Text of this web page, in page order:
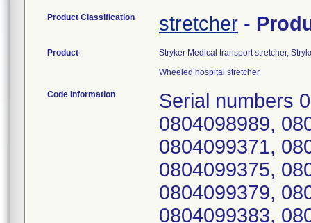
Product Classification stretcher -
Product
Stryker Medical transport stretcher,
Wheeled hospital stretcher.
Code Information Serial numbers 0804098986, 0804098987, 0804098988, 0804098989, 0804098990, 0804099339, 0804099348, 0804099371, 0804099372, 0804099373, 0804099374, 0804099375, 0804099376, 0804099377, 0804099378, 0804099379, 0804099380, 0804099381, 0804099382, 0804099383, 0804099384, 0804099385, 0804099423, 0804099424, 0804099425, 0804099431, 0804099432, 0804099433, 0804099434, 0804099435, 0804099436, 0804099437, 0804099438, 0804099439, 0804099440, 0804099450, 0804099461, 0804099462, 0804099463, 0804099464, 0804099465, 0804099466, 0804099467, 0804099468, 0804099568, 0804099569, 0804103083, 0804103084, 0804103085, 0804103086, 0804103151, 0804103152, 0804103153, 0804103154, 0804103155, 0804103156, 0804103157, 0804103158, 0804103159, 0804103160, 0804103161, 0804103162, 0804103163, 0804103164, 0804103165, 0804103171, 0804103172, 0804103173, 0804103174, 0804103175, 0804103176, 0804103177, 0804103178, 0804103179, 0804103180, 0804103181, 0804103182, 0804103183, 0804103184, 0804103185, 0804103186, 0804103187, 0804103188, 0804103189, 0804103190, 0804103211, 0804103212, 0804103213, 0804103214, 0804103215, 0804103216, 0804103217, 0804103218, 0804103219, 0804103220, 0804103221, 0804103222, 0804103223, 0804103224, 0804103225, 0804103311, 0804103312, 0804103313, 0804103314, 0804103315, 0804103316, 0804103317, 0804103318, 0804103319, 0804103320, 0804103321, 0804104011, 0804104012, 0804104013, 0804104014, 0804104015, 0804104016, 0804104017, 0804104018, 0804104022, 0804104023, 0804104024, 0804104025, 0804104026, 0804104027, 0804104028, 0804104029, 0804104030, 0804104031, 0804104032, 0804104033, 0804104034, 0804104035, 0804104036, 0804104071, 0804104072, 0804104073, 0804104074, 0804104075, 0804104076, 0804104077, 0804104078, 0804104079, 0804104080, 0804104081, 0804104082, 0804104083, 0804104084, 0804104085, 0804104131, 0804104132, 0804104133, 0804104134, 0804104135, 0804104136, 0804104137, 0804104138, 0804104139, 0804104140, 0804104141, 0804104142, 0804104143, 0804104144, 0804104145, 0804104181, 0804104182, 0804104183, 0804104184, 0804104185, 0804104186, 0804104187, 0804104188, 0804104189, 0804104190, 0804104191, 0804104192, 0804104193, 0804104194, 0804104195, 0804104201, 0804104202, 0804104203, 0804104204, 0804104205, 0804104206, 0804104207, 0804104208, 0804104209, 0804104210, 0804104239, 0804104240, 0804104241, 0804104242, 0804104243, 0804104244, 0804104245, 0804104246, 0804104247, 0804104250, 0804104251, 0804104252, 0804104253, 0804104254, 0804104255, 0804104256, 0804104257, 0804104258, 0804104259, 0804104260, 0804104261, 0804104262, 0804104263, 0804104264, 0804104265, 0804104266, 0804104267, 0804104268, 0804104269, 0804104270, 0804104271, 0804104272, 0804104273, 0804104274, 0804104275, 0804104276, 0804104277, 0804104278, 0804104279, 0804104280, 0804104286, 0804104287, 0804104289, 0804104291, 0804104292, 0804104293, 0804104294, 0804104295, 0804104296,